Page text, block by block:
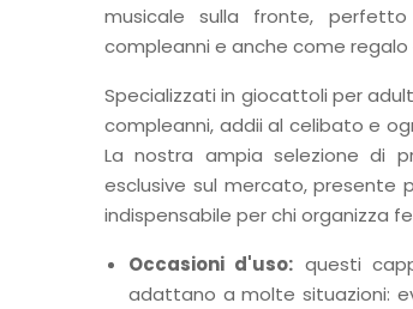
musicale sulla fronte,
compleanni e anche come
Specializzati in giocattoli per
compleanni, addii al celibato e
La nostra ampia selezione di
esclusive sul mercato,
indispensabile per chi organizza
Occasioni d'uso: questi
adattano a molte situazioni: